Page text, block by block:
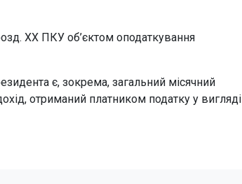
XX ПКУ об’єктом оподаткування
є, зокрема, загальний місячний
отриманий платником податку у вигляді